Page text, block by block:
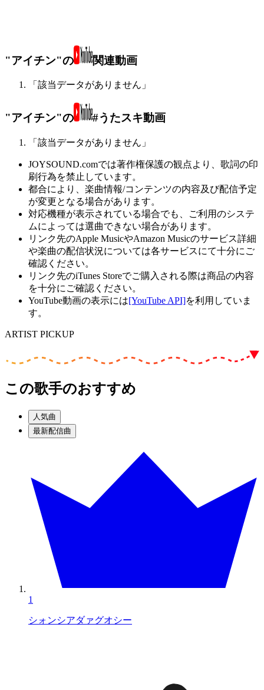
"アイチン"の 関連動画
「該当データがありません」
"アイチン"の #うたスキ動画
「該当データがありません」
JOYSOUND.comでは著作権保護の観点より、歌詞の印
刷行為を禁止しています。
都合により、楽曲情報/コンテンツの内容及び配信予定
が変更となる場合があります。
対応機種が表示されている場合でも、ご利用のシステ
ムによっては選曲できない場合があります。
リンク先のApple MusicやAmazon Musicのサービス詳細
や楽曲の配信状況については各サービスにて十分にご
確認ください。
リンク先のiTunes Storeでご購入される際は商品の内容
を十分にご確認ください。
YouTube動画の表示には[YouTube API]を利用していま
す。
ARTIST PICKUP
この歌手のおすすめ
人気曲
最新配信曲
1
シォンシアダァグオシー